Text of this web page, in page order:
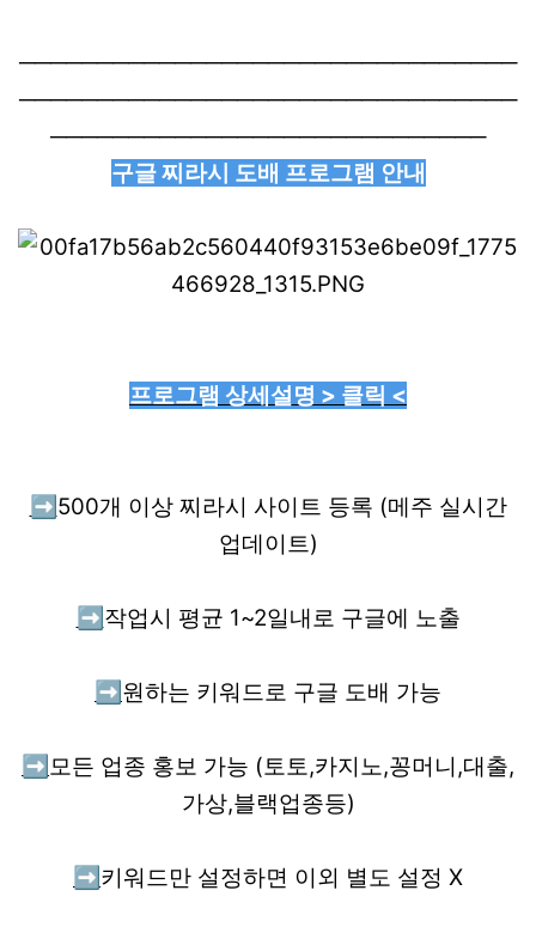
────────────────────────────────
────────────────────────────────
────────────────────────────
구글 찌라시 도배 프로그램 안내
프로그램 상세설명 > 클릭 <
➡️ 500개 이상 찌라시 사이트 등록 (메주 실시간
업데이트)
➡️ 작업시 평균 1~2일내로 구글에 노출
➡️ 원하는 키워드로 구글 도배 가능
➡️ 모든 업종 홍보 가능 (토토,카지노,꽁머니,대출,
가상,블랙업종등)
➡️ 키워드만 설정하면 이외 별도 설정 X